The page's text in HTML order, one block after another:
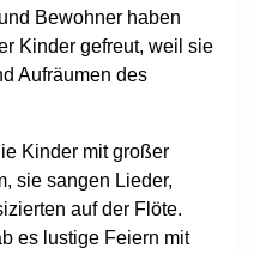
Bewohner haben
Kinder gefreut, weil sie
Aufräumen des
Kinder mit großer
sie sangen Lieder,
auf der Flöte.
es lustige Feiern mit